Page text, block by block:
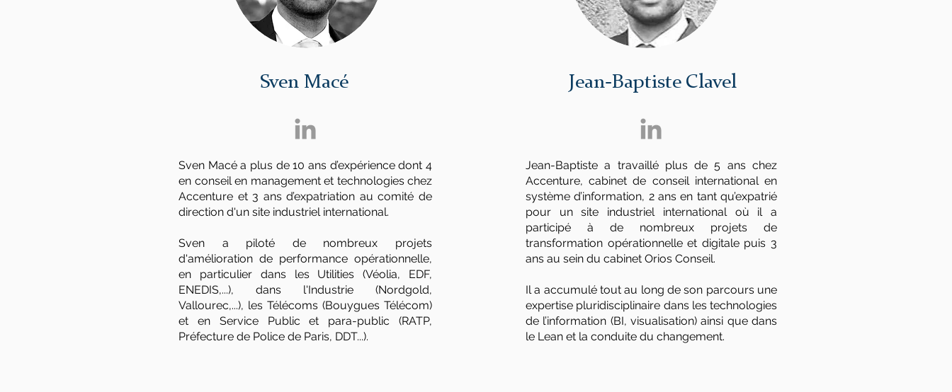
Sven Macé
Sven Macé a plus de 10 ans d’expérience dont 4
en conseil en management et technologies chez
Accenture et 3 ans d’expatriation au comité de
direction d'un site industriel international.
Sven a piloté de nombreux projets
d'amélioration de performance opérationnelle,
en particulier dans les Utilities (Véolia, EDF,
ENEDIS,...), dans l'Industrie (Nordgold,
Vallourec,...), les Télécoms (Bouygues Télécom)
et en Service Public et para-public (RATP,
Préfecture de Police de Paris, DDT...).
Jean-Baptiste Clavel
Jean-Baptiste a travaillé plus de 5 ans chez
Accenture, cabinet de conseil international en
système d’information, 2 ans en tant qu’expatrié
pour un site industriel international où il a
participé à de nombreux projets de
transformation opérationnelle et digitale puis 3
ans au sein du cabinet Orios Conseil.
Il a accumulé tout au long de son parcours une
expertise pluridisciplinaire dans les technologies
de l’information (BI, visualisation) ainsi que dans
le Lean et la conduite du changement.